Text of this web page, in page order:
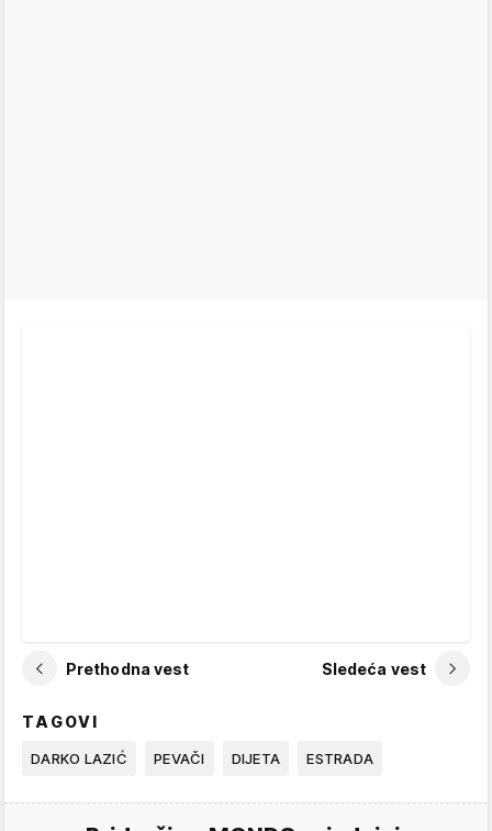
Prethodna vest Sledeća vest
TAGOVI
DARKO LAZIĆ PEVAČI DIJETA ESTRADA